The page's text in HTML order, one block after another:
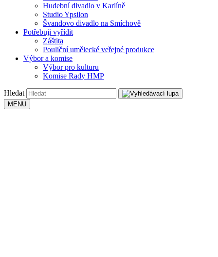
Hudební divadlo v Karlíně
Studio Ypsilon
Švandovo divadlo na Smíchově
Potřebuji vyřídit
Záštita
Pouliční umělecké veřejné produkce
Výbor a komise
Výbor pro kulturu
Komise Rady HMP
Hledat
MENU